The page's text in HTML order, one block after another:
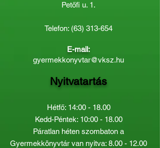
Petőfi u. 1.
Telefon: (63) 313-654
E-mail:
gyermekkonyvtar@vksz.hu
Nyitvatartás
Hétfő: 14:00 - 18.00
Kedd-Péntek: 10:00 - 18.00
Páratlan héten szombaton a
Gyermekkönyvtár van nyitva: 8.00 - 12.00